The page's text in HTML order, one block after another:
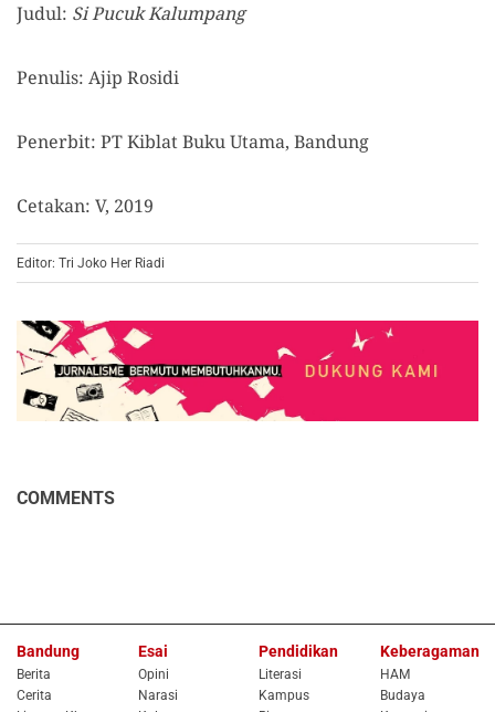
Judul: Si Pucuk Kalumpang
Penulis: Ajip Rosidi
Penerbit: PT Kiblat Buku Utama, Bandung
Cetakan: V, 2019
Editor: Tri Joko Her Riadi
COMMENTS
Bandung
Berita
Cerita
Esai
Opini
Narasi
Pendidikan
Literasi
Kampus
Keberagaman
HAM
Budaya